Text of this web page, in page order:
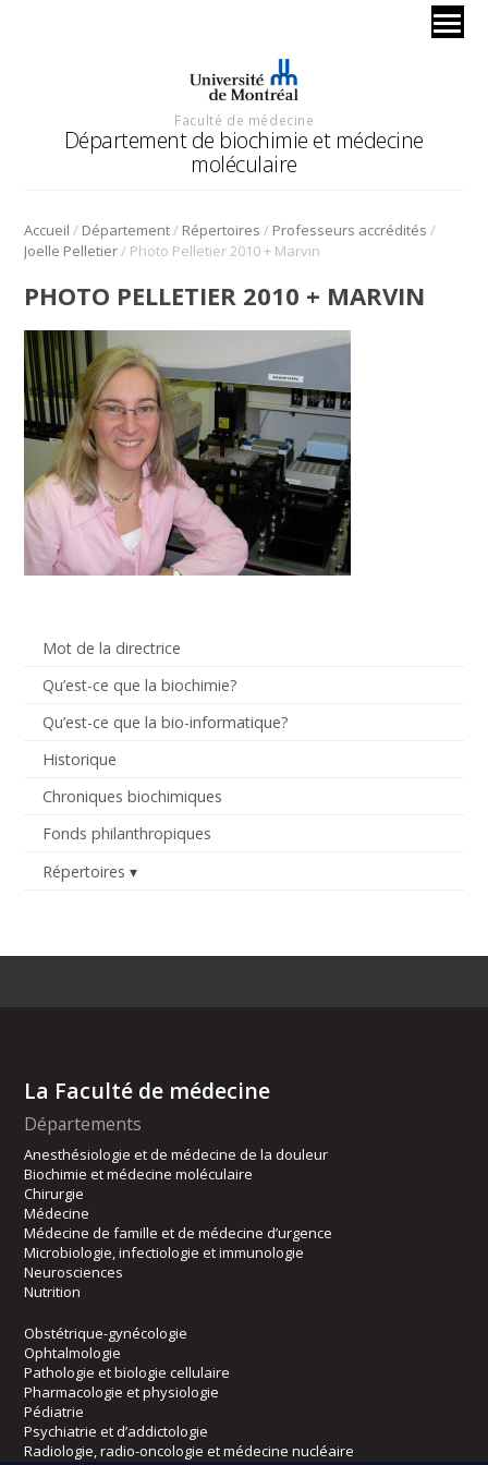
Faculté de médecine
Département de biochimie et médecine
moléculaire
Accueil / Département/ Répertoires / Professeurs accrédités /
Joelle Pelletier/ Photo Pelletier 2010 + Marvin
Mot de la directrice
Qu’est-ce que la biochimie?
Qu’est-ce que la bio-informatique?
Historique
Chroniques biochimiques
Fonds philanthropiques
Répertoires
PHOTO PELLETIER 2010 + MARVIN
La Faculté de médecine
Départements
Anesthésiologie et de médecine de la douleur
Biochimie et médecine moléculaire
Chirurgie
Médecine
Médecine de famille et de médecine d’urgence
Microbiologie, infectiologie et immunologie
Neurosciences
Nutrition
Obstétrique-gynécologie
Ophtalmologie
Pathologie et biologie cellulaire
Pharmacologie et physiologie
Pédiatrie
Psychiatrie et d’addictologie
Radiologie, radio-oncologie et médecine nucléaire